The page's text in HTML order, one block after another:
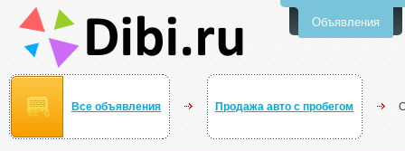
Объявления
Все объявления Продажа авто с пробегом